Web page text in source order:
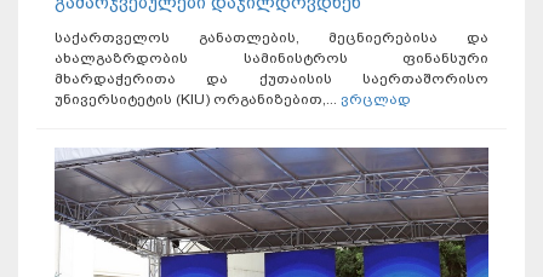
საქართველოს განათლების, მეცნიერებისა და
ახალგაზრდობის სამინისტროს ფინანსური
მხარდაჭერითა და ქუთაისის საერთაშორისო
უნივერსიტეტის (KIU) ორგანიზებით,... ვრცლად